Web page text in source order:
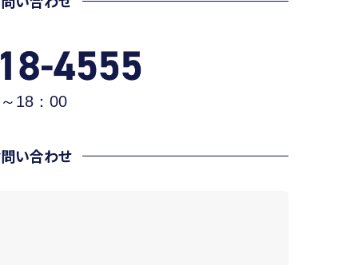
18：00
い合わせ